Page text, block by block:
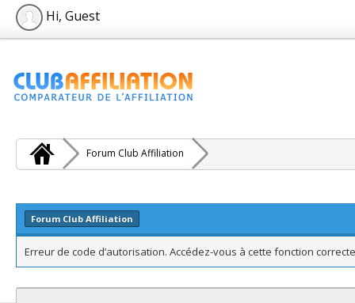
Hi, Guest
Forum Club Affiliation
Forum Club Affiliation
Erreur de code d’autorisation. Accédez-vous à cette fonction